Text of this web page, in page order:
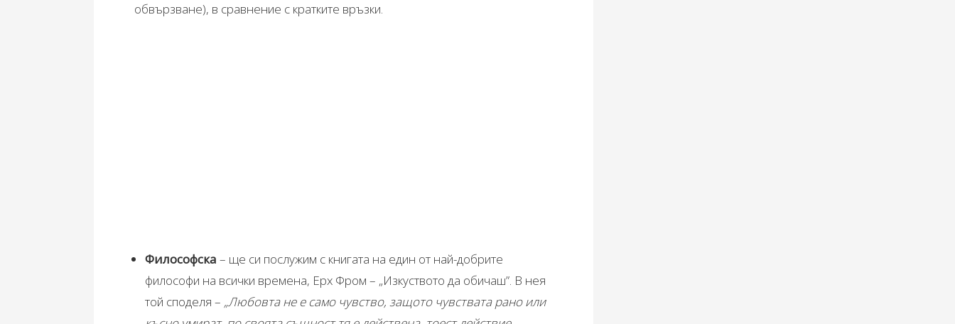
обвързване), в сравнение с кратките връзки.
Философска – ще си послужим с книгата на един от най-добрите
философи на всички времена, Ерх Фром – „Изкуството да обичаш”. В нея
той споделя – „Любовта не е само чувство, защото чувствата рано или